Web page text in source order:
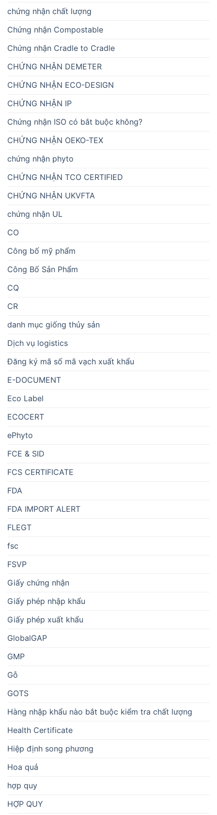
chứng nhận chất lượng
Chứng nhận Compostable
Chứng nhận Cradle to Cradle
CHỨNG NHẬN DEMETER
CHỨNG NHẬN ECO-DESIGN
CHỨNG NHẬN IP
Chứng nhận ISO có bắt buộc không?
CHỨNG NHẬN OEKO-TEX
chứng nhận phyto
CHỨNG NHẬN TCO CERTIFIED
CHỨNG NHẬN UKVFTA
chứng nhận UL
CO
Công bố mỹ phẩm
Công Bố Sản Phẩm
CQ
CR
danh mục giống thủy sản
Dịch vụ logistics
Đăng ký mã số mã vạch xuất khẩu
E-DOCUMENT
Eco Label
ECOCERT
ePhyto
FCE & SID
FCS CERTIFICATE
FDA
FDA IMPORT ALERT
FLEGT
fsc
FSVP
Giấy chứng nhận
Giấy phép nhập khẩu
Giấy phép xuất khẩu
GlobalGAP
GMP
Gỗ
GOTS
Hàng nhập khẩu nào bắt buộc kiểm tra chất lượng
Health Certificate
Hiệp định song phương
Hoa quả
hợp quy
HỢP QUY